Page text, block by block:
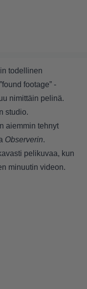
todellinen
footage” -
nimittäin pelinä.
studio.
aiemmin tehnyt
Observerin.
pelikuvaa, kun
minuutin videon.